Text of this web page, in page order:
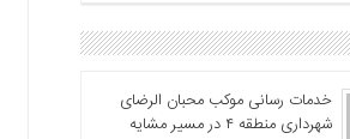
خدمات رسانی موکب محبان الرضای
شهرداری منطقه ۴ در مسیر مشایه